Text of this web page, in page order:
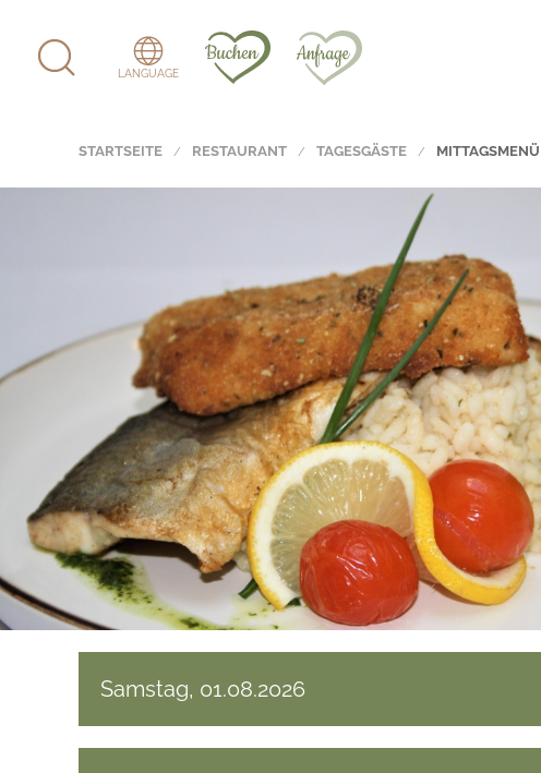
LANGUAGE
STARTSEITE RESTAURANT TAGESGÄSTE MITTAGSMENÜ
Samstag, 01.08.2026